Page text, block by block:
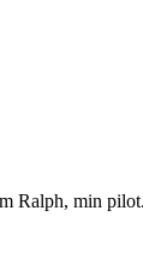
Ralph, min